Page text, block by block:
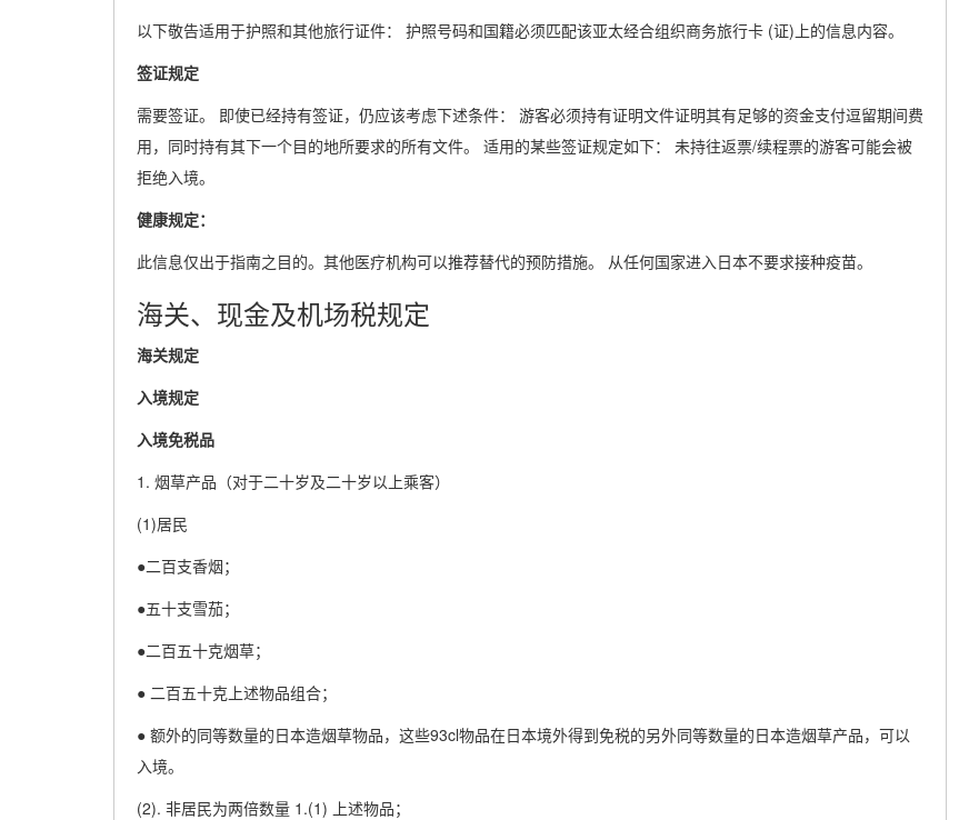
以下敬告适用于护照和其他旅行证件： 护照号码和国籍必须匹配该亚太经合组织商务旅行卡 (证)上的信息内容。
签证规定
需要签证。 即使已经持有签证，仍应该考虑下述条件： 游客必须持有证明文件证明其有足够的资金支付逗留期间费
用，同时持有其下一个目的地所要求的所有文件。 适用的某些签证规定如下： 未持往返票/续程票的游客可能会被
拒绝入境。
健康规定：
此信息仅出于指南之目的。其他医疗机构可以推荐替代的预防措施。 从任何国家进入日本不要求接种疫苗。
海关、现金及机场税规定
海关规定
入境规定
入境免税品
1. 烟草产品（对于二十岁及二十岁以上乘客）
(1)居民
●二百支香烟；
●五十支雪茄；
●二百五十克烟草；
● 二百五十克上述物品组合；
● 额外的同等数量的日本造烟草物品，这些93cl物品在日本境外得到免税的另外同等数量的日本造烟草产品，可以
入境。
(2). 非居民为两倍数量 1.(1) 上述物品；